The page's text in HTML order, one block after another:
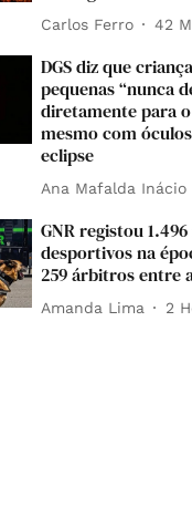
Carlos Ferro 42
DGS diz que
pequenas “nunca
diretamente para o
mesmo com
eclipse
Ana Mafalda Inácio
GNR registou
desportivos na
259 árbitros entre
Amanda Lima 2